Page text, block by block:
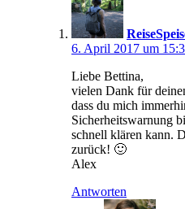
6. April 2017 um
Liebe Bettina,
vielen Dank für
dass du mich
Sicherheitswarnung
schnell klären kann.
zurück! 🙂
Alex
Antworten